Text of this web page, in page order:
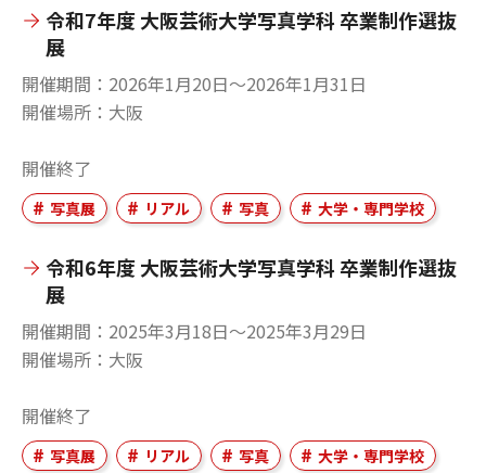
令和7年度 大阪芸術大学写真学科 卒業制作選抜
展
開催期間
2026年1月20日〜2026年1月31日
開催場所
大阪
開催終了
写真展 リアル 写真 大学・専門学校
令和6年度 大阪芸術大学写真学科 卒業制作選抜
展
開催期間
2025年3月18日〜2025年3月29日
開催場所
大阪
開催終了
写真展 リアル 写真 大学・専門学校